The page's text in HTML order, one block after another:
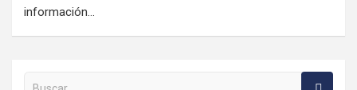
información…
Buscar en la web